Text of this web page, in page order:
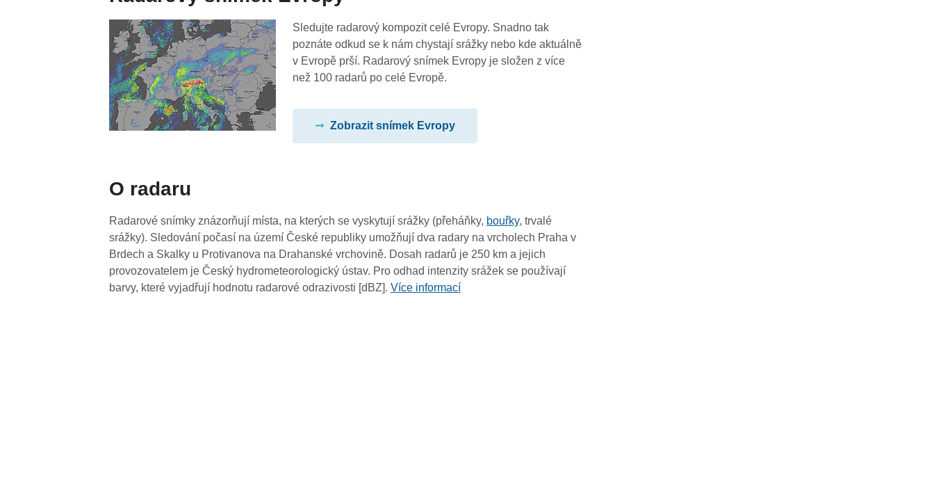
10:05
09:55
09:45
08:05
07:55
07:45
07:35
Sledujte radarový kompozit celé Evropy. Snadno tak
poznáte odkud se k nám chystají srážky nebo kde aktuálně
v Evropě prší. Radarový snímek Evropy je složen z více
než 100 radarů po celé Evropě.
Zobrazit snímek Evropy
O radaru
Radarové snímky znázorňují místa, na kterých se vyskytují srážky (přeháňky, bouřky, trvalé
srážky). Sledování počasí na území České republiky umožňují dva radary na vrcholech Praha v
Brdech a Skalky u Protivanova na Drahanské vrchovině. Dosah radarů je 250 km a jejich
provozovatelem je Český hydrometeorologický ústav. Pro odhad intenzity srážek se používají
barvy, které vyjadřují hodnotu radarové odrazivosti [dBZ].Více informací